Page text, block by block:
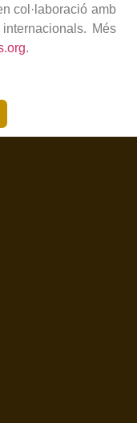
col·laboració amb
Més
.